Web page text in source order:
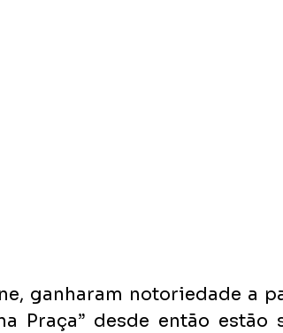
ganharam notoriedade a
Praça” desde então estão